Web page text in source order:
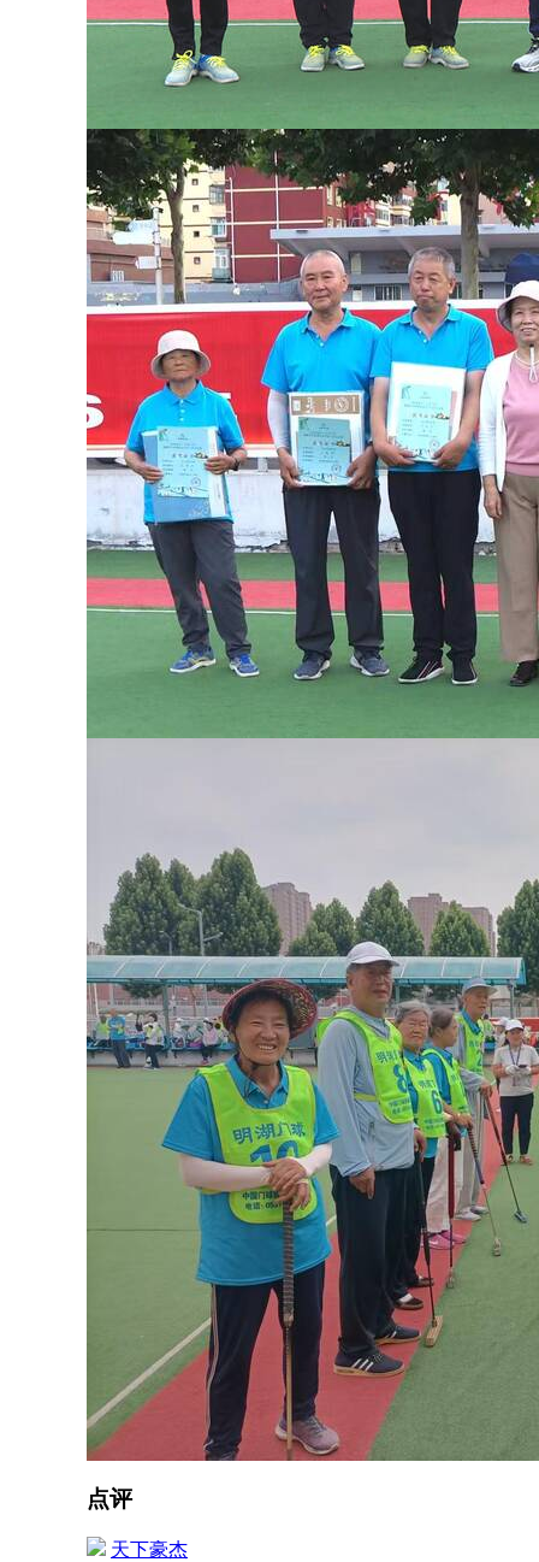
点评
天下豪杰